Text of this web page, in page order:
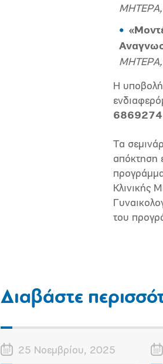
ΜΗΤΕΡΑ,
ΜΗΤΕΡΑ,
H
6869274
Τα
απόκτηση
Κλινικής
του
Διαβάστε
25 Νοεμβρίου, 2025